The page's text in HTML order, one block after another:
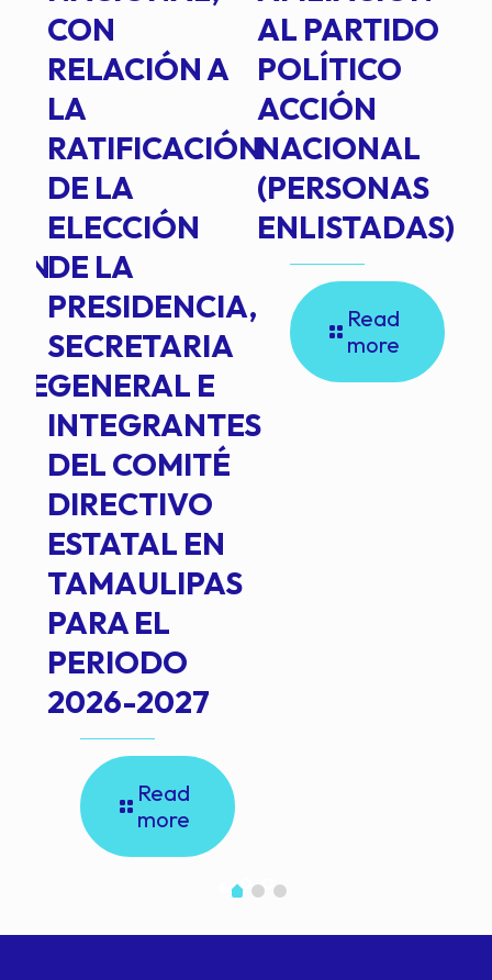
CON
RELACIÓN A
LA
RATIFICACIÓN
DE LA
ELECCIÓN
DE LA
PRESIDENCIA,
SECRETARIA
GENERAL E
INTEGRANTES
DEL COMITÉ
DIRECTIVO
ESTATAL EN
TAMAULIPAS
PARA EL
PERIODO
2026-2027
Read
more
AL PARTIDO
POLÍTICO
ACCIÓN
NACIONAL
(PERSONAS
ENLISTADAS)
Read
more